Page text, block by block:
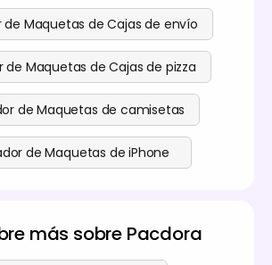
de Maquetas de Cajas de envío
de Maquetas de Cajas de pizza
de Maquetas de camisetas
de Maquetas de iPhone
más sobre Pacdora